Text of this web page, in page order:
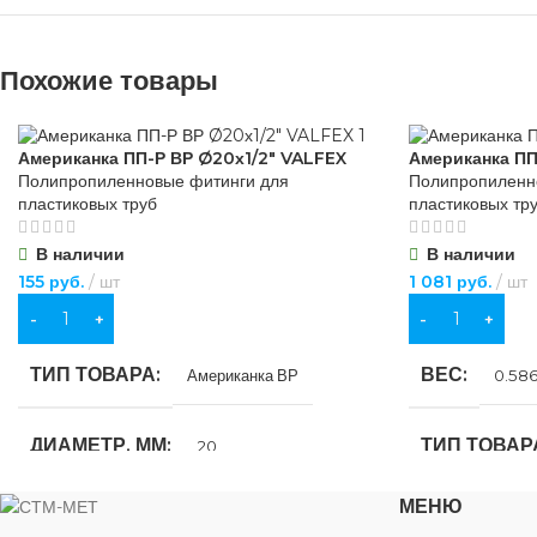
Похожие товары
Американка ПП-Р ВР Ø20х1/2″ VALFEX
Полипропиленновые фитинги для
пластиковых труб
В наличии
155 руб. шт
В КОРЗИНУ
ТИП ТОВАРА Американка ВР
ДИАМЕТР, ММ 20
РЕЗЬБА
Американка
пластиковых
В наличии
1 081 руб. шт
В КОРЗИНУ
ВЕС 0.586
ТИП
ДИАМЕТР,
МЕНЮ